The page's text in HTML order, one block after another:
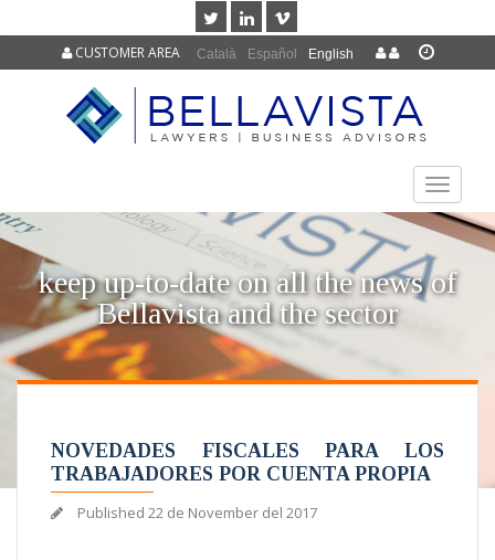
Català Español English
CUSTOMER AREA
TOGGLE
keep up-to-date on all the news of
Bellavista and the sector
NOVEDADES FISCALES PARA LOS
TRABAJADORES POR CUENTA PROPIA
Published 22 de November del 2017